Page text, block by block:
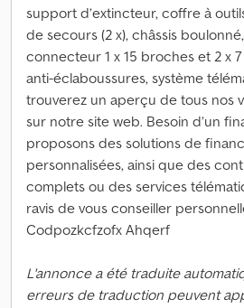
support d’extincteur, coffre à
de secours (2 x), châssis
connecteur 1 x 15 broches et 2 x
anti-éclaboussures, système
trouverez un aperçu de tous nos
sur notre site web. Besoin d’un
proposons des solutions de
personnalisées, ainsi que des
complets ou des services
ravis de vous conseiller
Codpozkcfzofx Ahqerf
L'annonce a été traduite
erreurs de traduction peuvent